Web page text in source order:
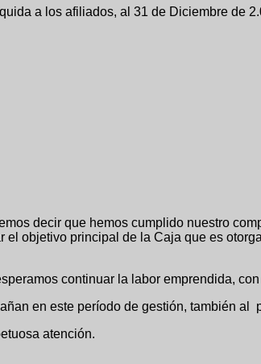
a los afiliados, al 31 de Diciembre de
hemos cumplido nuestro
objetivo principal de la Caja que es
continuar la labor emprendida,
en este período de gestión, también
atención.